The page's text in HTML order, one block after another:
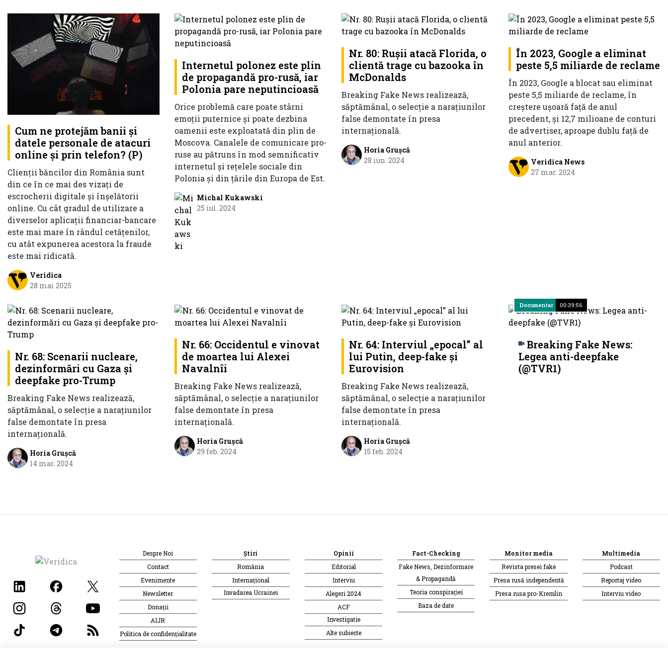
Cum ne protejăm banii și
datele personale de atacuri
online și prin telefon? (P)
Clienții băncilor din România sunt
din ce în ce mai des vizați de
escrocherii digitale și înșelătorii
online. Cu cât gradul de utilizare a
diverselor aplicații financiar-bancare
este mai mare în rândul cetățenilor,
cu atât expunerea acestora la fraude
este mai ridicată.
Veridica
28 mai 2025
Internetul polonez este plin
de propagandă pro-rusă, iar
Polonia pare neputincioasă
Orice problemă care poate stârni
emoții puternice și poate dezbina
oamenii este exploatată din plin de
Moscova. Canalele de comunicare pro-
ruse au pătruns în mod semnificativ
internetul și rețelele sociale din
Polonia și din țările din Europa de Est.
Michal Kukawski
25 iul. 2024
Nr. 80: Rușii atacă Florida, o
clientă trage cu bazooka în
McDonalds
Breaking Fake News realizează,
săptămânal, o selecție a narațiunilor
false demontate în presa
internațională.
Horia Grușcă
28 iun. 2024
În 2023, Google a eliminat
peste 5,5 miliarde de reclame
În 2023, Google a blocat sau eliminat
peste 5,5 miliarde de reclame, în
creștere ușoară față de anul
precedent, și 12,7 milioane de conturi
de advertiser, aproape dublu față de
anul anterior.
Veridica News
27 mar. 2024
Nr. 68: Scenarii nucleare,
dezinformări cu Gaza și
deepfake pro-Trump
Breaking Fake News realizează,
săptămânal, o selecție a narațiunilor
false demontate în presa
internațională.
Horia Grușcă
14 mar. 2024
Nr. 66: Occidentul e vinovat
de moartea lui Alexei
Navalnîi
Breaking Fake News realizează,
săptămânal, o selecție a narațiunilor
false demontate în presa
internațională.
Horia Grușcă
29 feb. 2024
Nr. 64: Interviul „epocal” al
lui Putin, deep-fake și
Eurovision
Breaking Fake News realizează,
săptămânal, o selecție a narațiunilor
false demontate în presa
internațională.
Horia Grușcă
15 feb. 2024
Breaking Fake News:
Legea anti-deepfake
(@TVR1)
Documentar 00:39:56
Despre Noi
Contact
Evenimente
Newsletter
Donații
AIJR
Politica de confidențialitate
Știri
România
Internațional
Invadarea Ucrainei
Opinii
Editorial
Interviu
Alegeri 2024
ACF
Investigatie
Alte subiecte
Fact-Checking
Fake News, Dezinformare
& Propagandă
Teoria conspirației
Baza de date
Monitor media
Revista presei fake
Presa rusă independentă
Presa rusa pro-Kremlin
Multimedia
Podcast
Reportaj video
Interviu video